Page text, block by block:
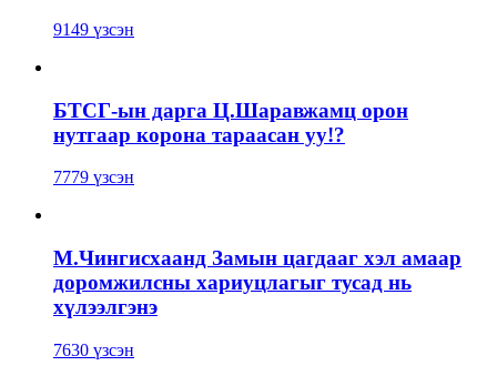
9149 үзсэн
БТСГ-ын дарга Ц.Шаравжамц орон
нутгаар корона тараасан уу!?
7779 үзсэн
М.Чингисхаанд Замын цагдааг хэл амаар
доромжилсны хариуцлагыг тусад нь
хүлээлгэнэ
7630 үзсэн